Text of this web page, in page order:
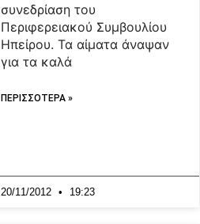
συνεδρίαση του
Περιφερειακού Συμβουλίου
Ηπείρου. Τα αίματα άναψαν
για τα καλά
ΠΕΡΙΣΣΟΤΕΡΑ »
20/11/2012 19:23